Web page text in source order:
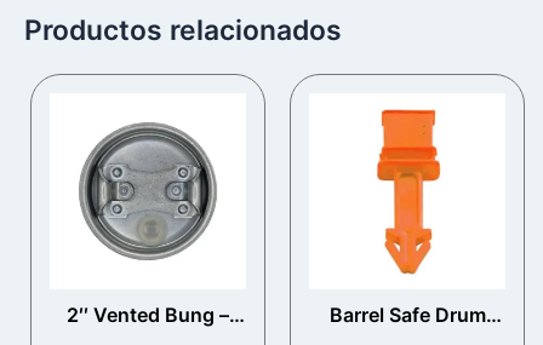
Productos relacionados
2′′ Vented Bung –
Barrel Safe Drum